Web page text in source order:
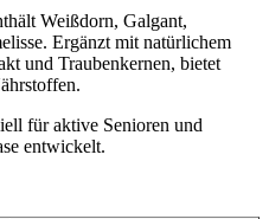
Weißdorn, Galgant,
Ergänzt mit natürlichem
und Traubenkernen, bietet
für aktive Senioren und
entwickelt.